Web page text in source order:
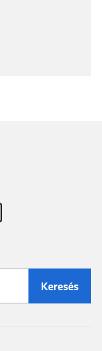
Keresés